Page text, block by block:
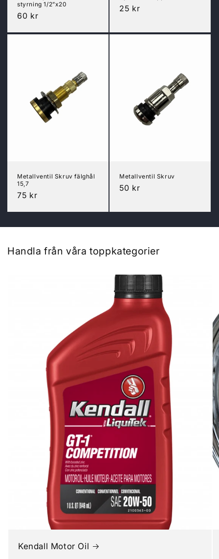
styrning 1/2”x20
Ordinarie
60 kr
Ordinarie
25 kr
Metallventil Skruv fälghål
15,7
Ordinarie
75 kr
Metallventil Skruv
Ordinarie
50 kr
Handla från våra toppkategorier
Kendall Motor Oil